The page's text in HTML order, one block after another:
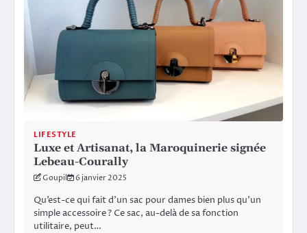
LIFESTYLE
Luxe et Artisanat, la Maroquinerie signée
Lebeau-Courally
Goupil 6 janvier 2025
Qu’est-ce qui fait d’un sac pour dames bien plus qu’un
simple accessoire ? Ce sac, au-delà de sa fonction
utilitaire, peut…